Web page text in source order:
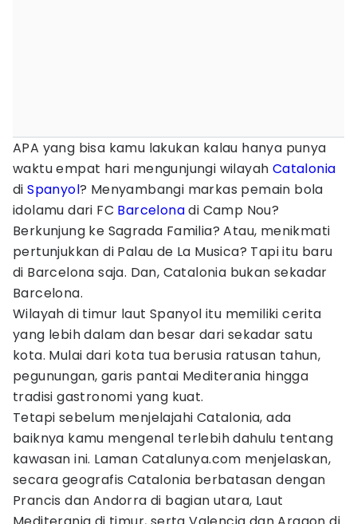
APA yang bisa kamu lakukan kalau hanya punya
waktu empat hari mengunjungi wilayah Catalonia
diSpanyol? Menyambangi markas pemain bola
idolamu dari FC Barcelonadi Camp Nou?
Berkunjung ke Sagrada Familia? Atau, menikmati
pertunjukkan di Palau de La Musica? Tapi itu baru
di Barcelona saja. Dan, Catalonia bukan sekadar
Barcelona.
Wilayah di timur laut Spanyol itu memiliki cerita
yang lebih dalam dan besar dari sekadar satu
kota. Mulai dari kota tua berusia ratusan tahun,
pegunungan, garis pantai Mediterania hingga
tradisi gastronomi yang kuat.
Tetapi sebelum menjelajahi Catalonia, ada
baiknya kamu mengenal terlebih dahulu tentang
kawasan ini. Laman Catalunya.com menjelaskan,
secara geografis Catalonia berbatasan dengan
Prancis dan Andorra di bagian utara, Laut